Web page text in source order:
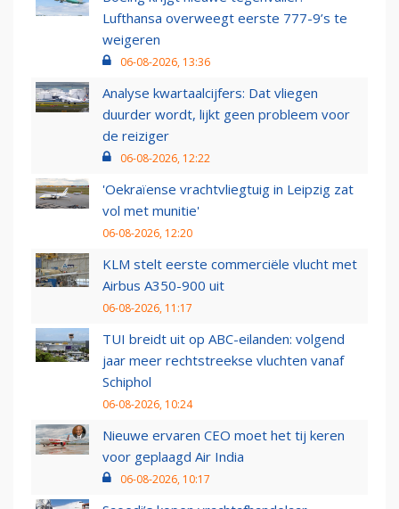
Lufthansa overweegt eerste 777-9’s te
weigeren
06-08-2026, 13:36
Analyse kwartaalcijfers: Dat vliegen
duurder wordt, lijkt geen probleem voor
de reiziger
06-08-2026, 12:22
'Oekraïense vrachtvliegtuig in Leipzig zat
vol met munitie'
06-08-2026, 12:20
KLM stelt eerste commerciële vlucht met
Airbus A350-900 uit
06-08-2026, 11:17
TUI breidt uit op ABC-eilanden: volgend
jaar meer rechtstreekse vluchten vanaf
Schiphol
06-08-2026, 10:24
Nieuwe ervaren CEO moet het tij keren
voor geplaagd Air India
06-08-2026, 10:17